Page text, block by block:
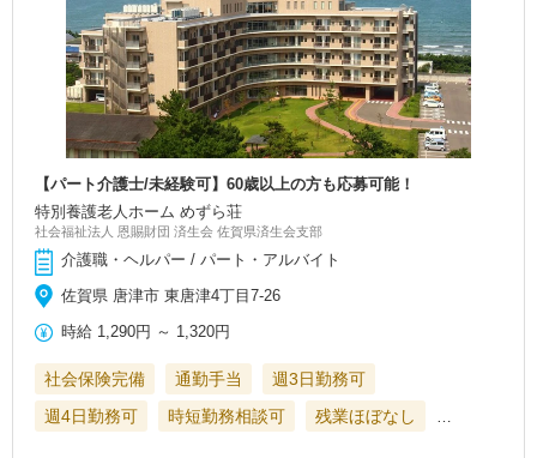
【パート介護士/未経験可】60歳以上の方も応募可能！
特別養護老人ホーム めずら荘
社会福祉法人 恩賜財団 済生会 佐賀県済生会支部
介護職・ヘルパー / パート・アルバイト
佐賀県 唐津市 東唐津4丁目7-26
時給 1,290円 ～ 1,320円
社会保険完備 通勤手当
週3日勤務可
週4日勤務可
時短勤務相談可 残業ほぼなし